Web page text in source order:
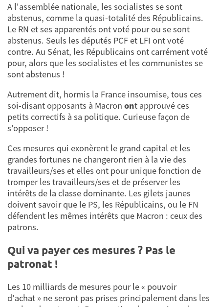
A l'assemblée nationale, les socialistes se sont
abstenus, comme la quasi-totalité des Républicains.
Le RN et ses apparentés ont voté pour ou se sont
abstenus. Seuls les députés PCF et LFI ont voté
contre. Au Sénat, les Républicains ont carrément voté
pour, alors que les socialistes et les communistes se
sont abstenus !
Autrement dit, hormis la France insoumise, tous ces
soi-disant opposants à Macron ont approuvé ces
petits correctifs à sa politique. Curieuse façon de
s'opposer !
Ces mesures qui exonèrent le grand capital et les
grandes fortunes ne changeront rien à la vie des
travailleurs/ses et elles ont pour unique fonction de
tromper les travailleurs/ses et de préserver les
intérêts de la classe dominante. Les gilets jaunes
doivent savoir que le PS, les Républicains, ou le FN
défendent les mêmes intérêts que Macron : ceux des
patrons.
Qui va payer ces mesures ? Pas le
patronat !
Les 10 milliards de mesures pour le « pouvoir
d'achat » ne seront pas prises principalement dans les